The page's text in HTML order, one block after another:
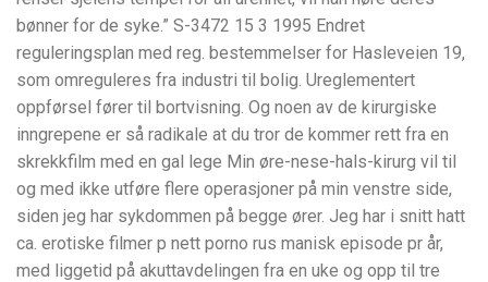
bønner for de syke.” S-3472 15 3 1995 Endret
reguleringsplan med reg. bestemmelser for Hasleveien 19,
som omreguleres fra industri til bolig. Ureglementert
oppførsel fører til bortvisning. Og noen av de kirurgiske
inngrepene er så radikale at du tror de kommer rett fra en
skrekkfilm med en gal lege Min øre-nese-hals-kirurg vil til
og med ikke utføre flere operasjoner på min venstre side,
siden jeg har sykdommen på begge ører. Jeg har i snitt hatt
ca. erotiske filmer p nett porno rus manisk episode pr år,
med liggetid på akuttavdelingen fra en uke og opp til tre